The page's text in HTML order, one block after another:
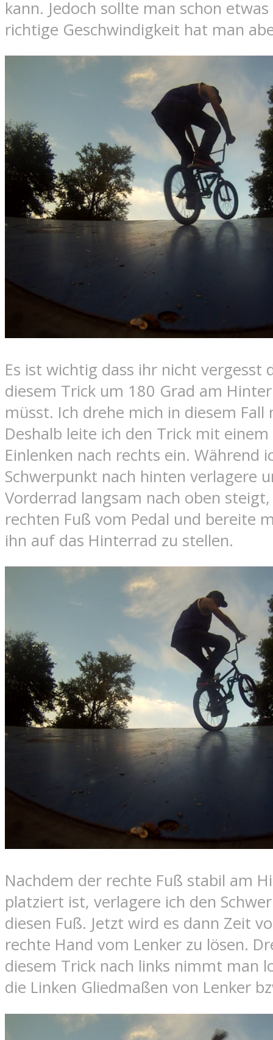
kann. Jedoch sollte man schon
richtige Geschwindigkeit hat man
Es ist wichtig dass ihr nicht vergesst
diesem Trick um 180 Grad am
müsst. Ich drehe mich in diesem Fall
Deshalb leite ich den Trick mit
Einlenken nach rechts ein. Während
Schwerpunkt nach hinten verlagere
Vorderrad langsam nach oben
rechten Fuß vom Pedal und bereite
ihn auf das Hinterrad zu stellen.
Nachdem der rechte Fuß stabil am
platziert ist, verlagere ich den
diesen Fuß. Jetzt wird es dann Zeit
rechte Hand vom Lenker zu lösen.
diesem Trick nach links nimmt man
die Linken Gliedmaßen von Lenker